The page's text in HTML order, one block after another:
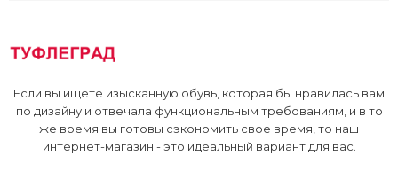
Если вы ищете изысканную обувь, которая бы нравилась вам
по дизайну и отвечала функциональным требованиям, и в то
же время вы готовы сэкономить свое время, то наш
интернет-магазин - это идеальный вариант для вас.